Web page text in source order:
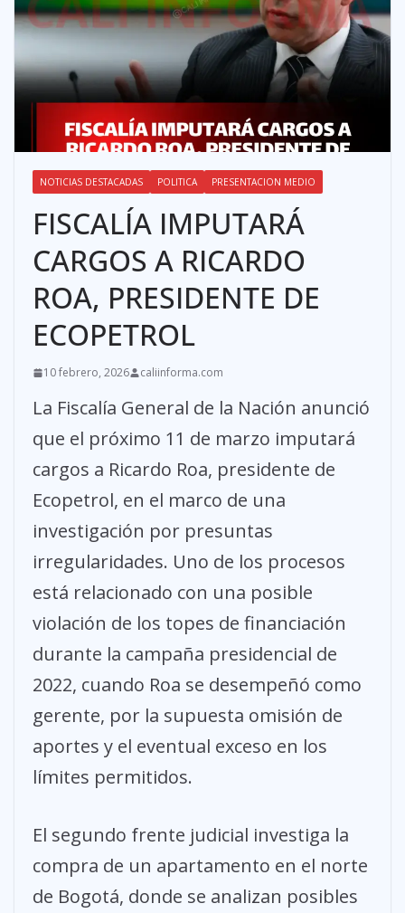
NOTICIAS DESTACADAS POLITICA PRESENTACION MEDIO
FISCALÍA IMPUTARÁ
CARGOS A RICARDO
ROA, PRESIDENTE DE
ECOPETROL
10 febrero, 2026 caliinforma.com
La Fiscalía General de la Nación anunció
que el próximo 11 de marzo imputará
cargos a Ricardo Roa, presidente de
Ecopetrol, en el marco de una
investigación por presuntas
irregularidades. Uno de los procesos
está relacionado con una posible
violación de los topes de financiación
durante la campaña presidencial de
2022, cuando Roa se desempeñó como
gerente, por la supuesta omisión de
aportes y el eventual exceso en los
límites permitidos.
El segundo frente judicial investiga la
compra de un apartamento en el norte
de Bogotá, donde se analizan posibles